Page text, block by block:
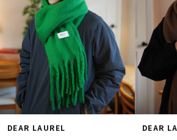
DEAR LAUREL DEAR